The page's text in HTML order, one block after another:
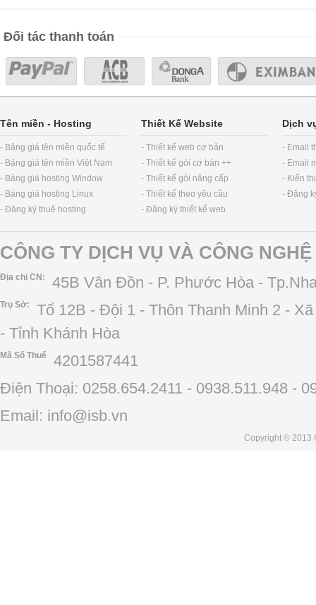
Đối tác thanh toán
Tên miền - Hosting
- Bảng giá tên miền quốc tế
- Bảng giá tên miền Việt Nam
- Bảng giá hosting Window
- Bảng giá hosting Linux
- Đăng ký thuê hosting
Thiết Kế Website
- Thiết kế web cơ bản
- Thiết kế gói cơ bản ++
- Thiết kế gói nâng cấp
- Thiết kế theo yêu cầu
- Đăng ký thiết kế web
Dịch
- Email
- Email
- Kiến
- Đăng
CÔNG TY DỊCH VỤ VÀ CÔNG
Địa chỉ CN: 45B Vân Đồn - P. Phước Hòa -
Trụ Sở:
Tổ 12B - Đội 1 - Thôn Thanh Minh 2 -
- Tỉnh Khánh Hòa
Mã Số Thuế
4201587441
Điện Thoại: 0258.654.2411 - 0938.511.948 -
Email: info@isb.vn
Copyright © 2013